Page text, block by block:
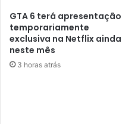
GTA 6 terá apresentação
temporariamente
exclusiva na Netflix ainda
neste mês
3 horas atrás